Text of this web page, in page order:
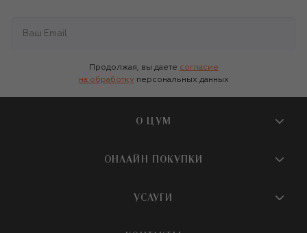
Продолжая, вы даете согласие
на обработку персональных данных
О ЦУМ
О магазине
Бутики и ПВЗ ЦУМ
ОНЛАЙН ПОКУПКИ
УСЛУГИ